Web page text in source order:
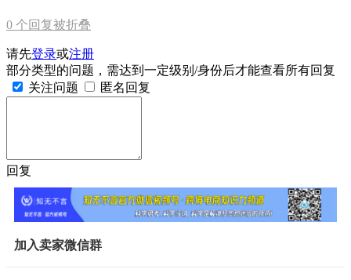
0 个回复被折叠
请先登录或注册
部分类型的问题，需达到一定级别/身份后才能查看所有回复
关注问题
匿名回复
回复
加入卖家微信群